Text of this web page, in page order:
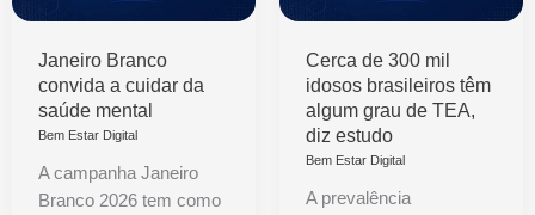
Janeiro Branco
convida a cuidar da
saúde mental
Bem Estar Digital
A campanha Janeiro
Branco 2026 tem como
Cerca de 300 mil
idosos brasileiros têm
algum grau de TEA,
diz estudo
Bem Estar Digital
A prevalência